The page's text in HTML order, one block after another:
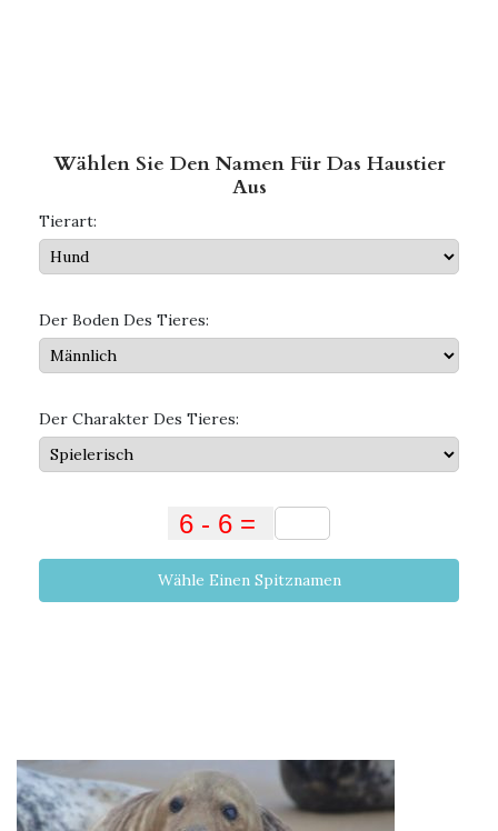
Wählen Sie Den Namen Für Das Haustier
Aus
Tierart:
Der Boden Des Tieres:
Der Charakter Des Tieres:
Wähle Einen Spitznamen